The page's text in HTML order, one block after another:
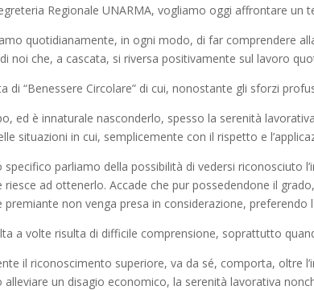
Regionale UNARMA, vogliamo oggi affrontare un
quotidianamente, in ogni modo, di far comprendere
noi che, a cascata, si riversa positivamente sul lavoro
di “Benessere Circolare” di cui, nonostante gli sforzi
ed è innaturale nasconderlo, spesso la serenità
situazioni in cui, semplicemente con il rispetto e
specifico parliamo della possibilità di vedersi riconosciuto
riesce ad ottenerlo. Accade che pur possedendone il
premiante non venga presa in considerazione,
a volte risulta di difficile comprensione, soprattutto
il riconoscimento superiore, va da sé, comporta, oltre
alleviare un disagio economico, la serenità lavorativa